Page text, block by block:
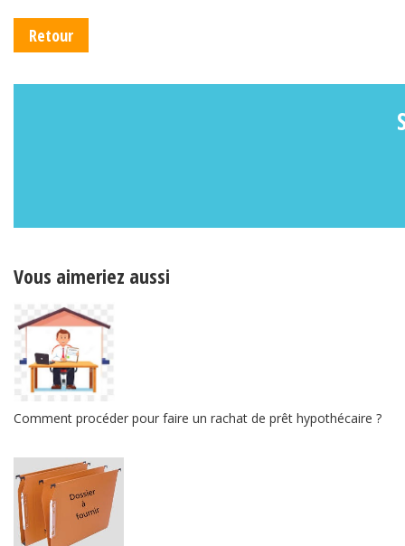
Retour
Vous aimeriez aussi
Comment procéder pour faire un rachat de prêt hypothécaire ?